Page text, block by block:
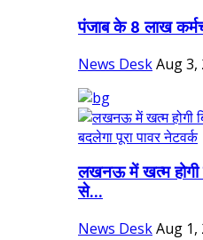
पंजाब के 8 लाख
News DeskAug 3,
लखनऊ में खत्म होगी
से...
News DeskAug 1,